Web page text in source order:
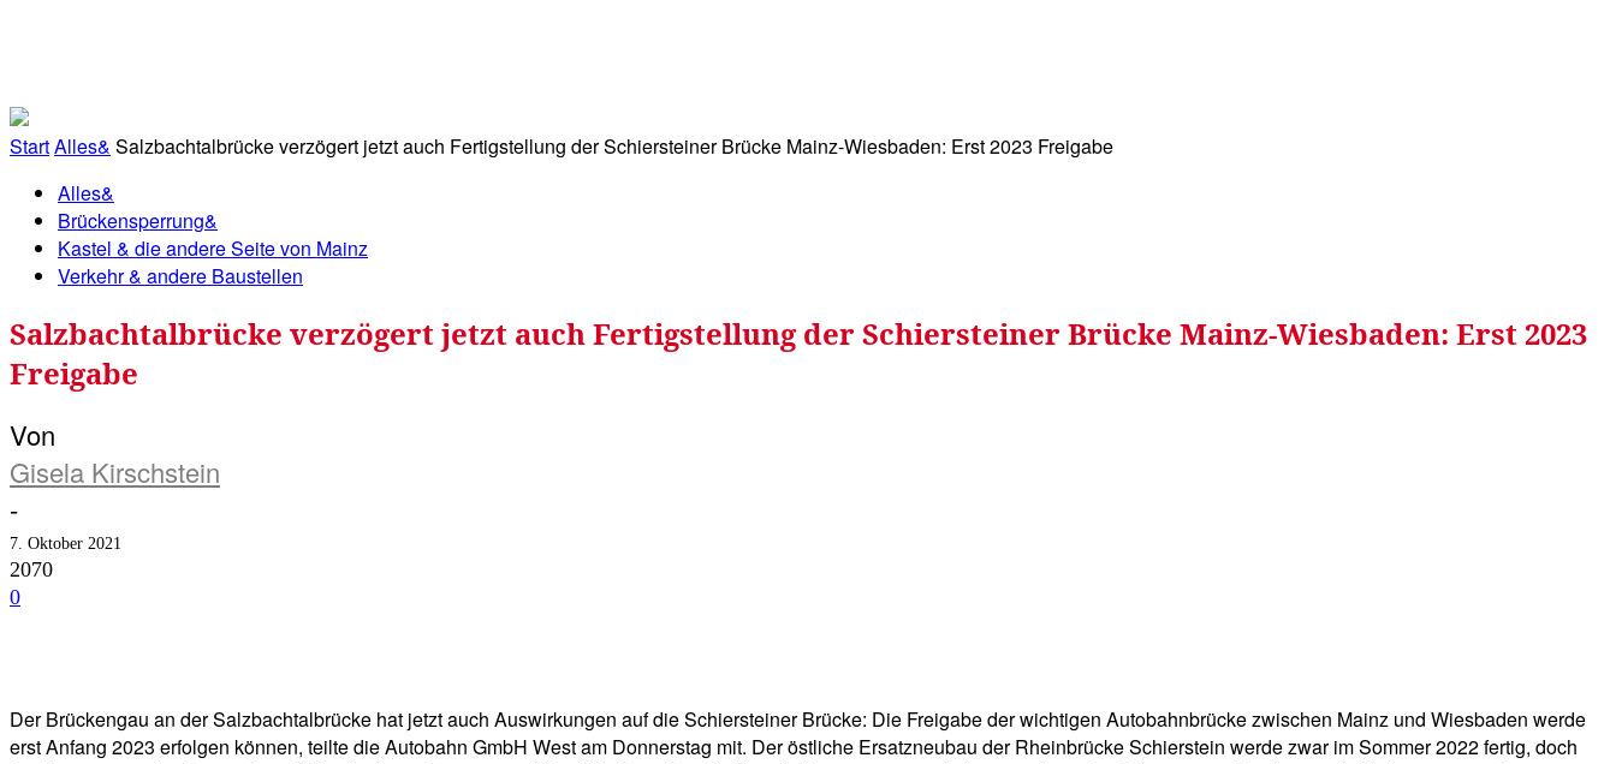
StartAlles& Salzbachtalbrücke verzögert jetzt auch Fertigstellung der Schiersteiner Brücke Mainz-Wiesbaden: Erst 2023 Freigabe
Alles&
Brückensperrung&
Kastel & die andere Seite von Mainz
Verkehr & andere Baustellen
Salzbachtalbrücke verzögert jetzt auch Fertigstellung der Schiersteiner Brücke Mainz-Wiesbaden: Erst 2023
Freigabe
Von
Gisela Kirschstein
-
7. Oktober 2021
2070
0
Der Brückengau an der Salzbachtalbrücke hat jetzt auch Auswirkungen auf die Schiersteiner Brücke: Die Freigabe der wichtigen Autobahnbrücke zwischen Mainz und Wiesbaden werde
erst Anfang 2023 erfolgen können, teilte die Autobahn GmbH West am Donnerstag mit. Der östliche Ersatzneubau der Rheinbrücke Schierstein werde zwar im Sommer 2022 fertig, doch